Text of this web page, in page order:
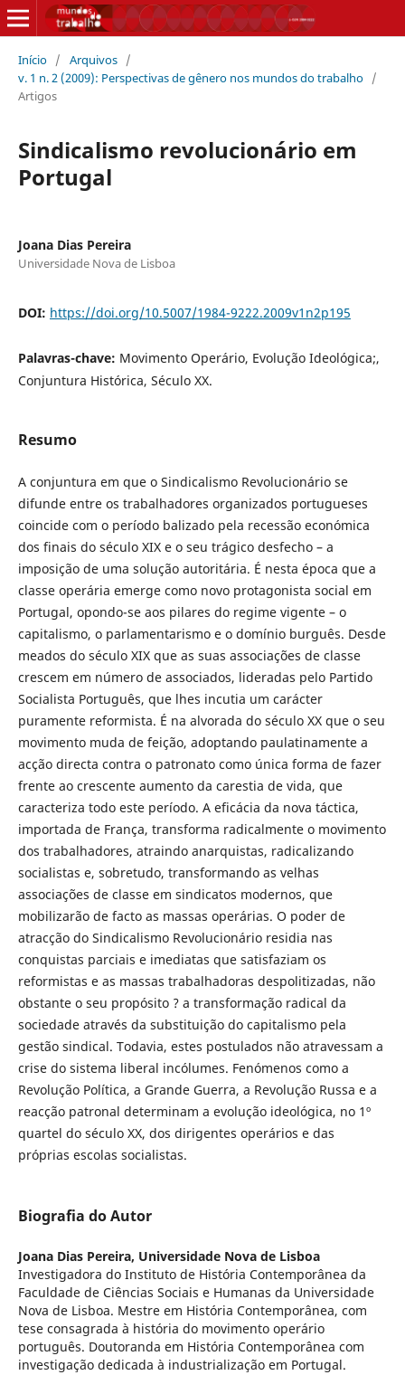
Início / Arquivos /
v. 1 n. 2 (2009): Perspectivas de gênero nos mundos do trabalho /
Artigos
Sindicalismo revolucionário em
Portugal
Joana Dias Pereira
Universidade Nova de Lisboa
DOI: https://doi.org/10.5007/1984-9222.2009v1n2p195
Palavras-chave: Movimento Operário, Evolução Ideológica;,
Conjuntura Histórica, Século XX.
Resumo
A conjuntura em que o Sindicalismo Revolucionário se
difunde entre os trabalhadores organizados portugueses
coincide com o período balizado pela recessão económica
dos finais do século XIX e o seu trágico desfecho – a
imposição de uma solução autoritária. É nesta época que a
classe operária emerge como novo protagonista social em
Portugal, opondo-se aos pilares do regime vigente – o
capitalismo, o parlamentarismo e o domínio burguês. Desde
meados do século XIX que as suas associações de classe
crescem em número de associados, lideradas pelo Partido
Socialista Português, que lhes incutia um carácter
puramente reformista. É na alvorada do século XX que o seu
movimento muda de feição, adoptando paulatinamente a
acção directa contra o patronato como única forma de fazer
frente ao crescente aumento da carestia de vida, que
caracteriza todo este período. A eficácia da nova táctica,
importada de França, transforma radicalmente o movimento
dos trabalhadores, atraindo anarquistas, radicalizando
socialistas e, sobretudo, transformando as velhas
associações de classe em sindicatos modernos, que
mobilizarão de facto as massas operárias. O poder de
atracção do Sindicalismo Revolucionário residia nas
conquistas parciais e imediatas que satisfaziam os
reformistas e as massas trabalhadoras despolitizadas, não
obstante o seu propósito ? a transformação radical da
sociedade através da substituição do capitalismo pela
gestão sindical. Todavia, estes postulados não atravessam a
crise do sistema liberal incólumes. Fenómenos como a
Revolução Política, a Grande Guerra, a Revolução Russa e a
reacção patronal determinam a evolução ideológica, no 1º
quartel do século XX, dos dirigentes operários e das
próprias escolas socialistas.
Biografia do Autor
Joana Dias Pereira, Universidade Nova de Lisboa
Investigadora do Instituto de História Contemporânea da
Faculdade de Ciências Sociais e Humanas da Universidade
Nova de Lisboa. Mestre em História Contemporânea, com
tese consagrada à história do movimento operário
português. Doutoranda em História Contemporânea com
investigação dedicada à industrialização em Portugal.